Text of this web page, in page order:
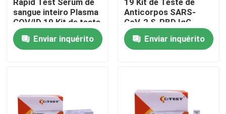
Notícia
Jogo rápido do teste do antígeno de Covid 19
Jogo do teste da saúde das mulheres
Rapid Test Serum de
sangue inteiro Plasma
COV/ID 19 Kit de teste
de anticorpos
Enviar inquérito
19 Kit de Teste de
Anticorpos SARS-
CoV-2 S-RBD IgG
Teste Rápido de
AnticorposEnviar inquérito